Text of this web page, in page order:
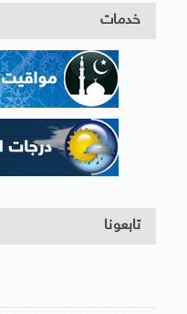
خدمات
تابعونا